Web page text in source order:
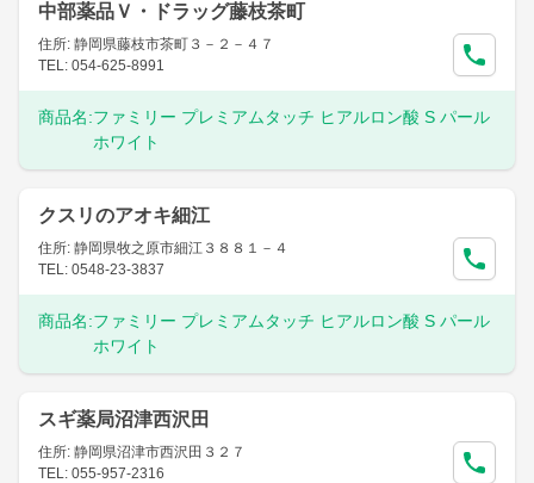
中部薬品Ｖ・ドラッグ藤枝茶町
住所: 静岡県藤枝市茶町３－２－４７
TEL: 054-625-8991
商品名:ファミリー プレミアムタッチ ヒアルロン酸 S パール
ホワイト
クスリのアオキ細江
住所: 静岡県牧之原市細江３８８１－４
TEL: 0548-23-3837
商品名:ファミリー プレミアムタッチ ヒアルロン酸 S パール
ホワイト
スギ薬局沼津西沢田
住所: 静岡県沼津市西沢田３２７
TEL: 055-957-2316